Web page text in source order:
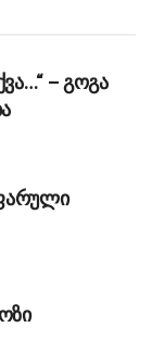
– გოგა
ფარული